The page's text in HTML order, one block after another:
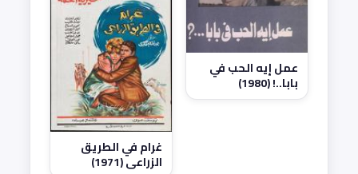
عمل إيه الحب في
بابا..! (1980)
غرام في الطريق
الزراعي (1971)